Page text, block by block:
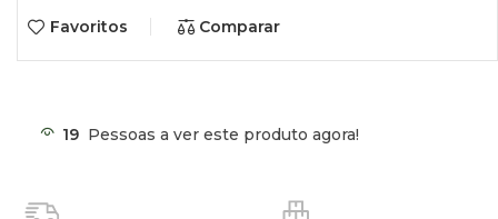
Favoritos Comparar
19 Pessoas a ver este produto agora!